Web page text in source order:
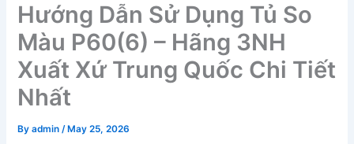
Hướng Dẫn Sử Dụng Tủ So
Màu P60(6) – Hãng 3NH
Xuất Xứ Trung Quốc Chi Tiết
Nhất
Byadmin/ May 25, 2026